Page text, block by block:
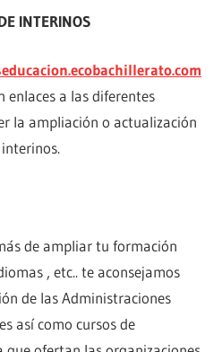
INTERINOS
enlaces a las diferentes
la ampliación o actualización
de ampliar tu formación
, etc.. te aconsejamos
de las Administraciones
así como cursos de